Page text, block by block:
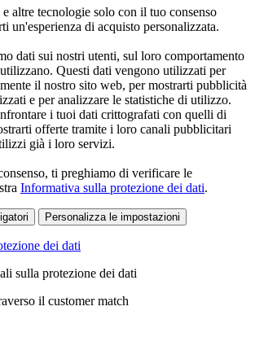
altre tecnologie solo con il tuo consenso
un'esperienza di acquisto personalizzata.
dati sui nostri utenti, sul loro comportamento
Questi dati vengono utilizzati per
il nostro sito web, per mostrarti pubblicità
e per analizzare le statistiche di utilizzo.
i tuoi dati crittografati con quelli di
offerte tramite i loro canali pubblicitari
già i loro servizi.
ti preghiamo di verificare le
Informativa sulla protezione dei dati.
Personalizza le impostazioni
dei dati
sulla protezione dei dati
il customer match